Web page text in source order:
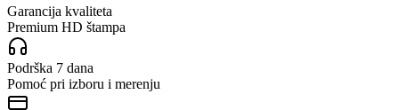
Garancija kvaliteta
Premium HD štampa
Podrška 7 dana
Pomoć pri izboru i merenju